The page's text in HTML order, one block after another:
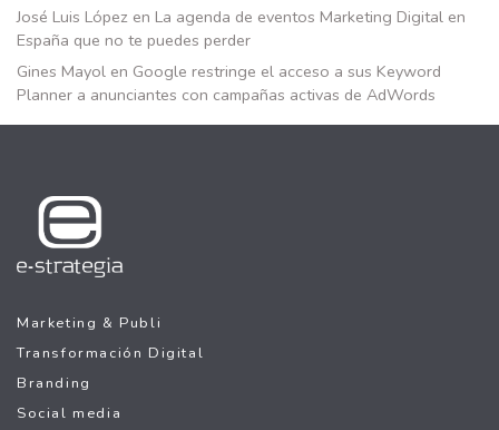
José Luis López en La agenda de eventos Marketing Digital en
España que no te puedes perder
Gines Mayol en Google restringe el acceso a sus Keyword
Planner a anunciantes con campañas activas de AdWords
Marketing & Publi
Transformación Digital
Branding
Social media